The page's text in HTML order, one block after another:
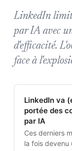
LinkedIn
par IA avec
d'efficacité.
face à
LinkedIn va
portée des
par IA
Ces derniers
la fois devenu